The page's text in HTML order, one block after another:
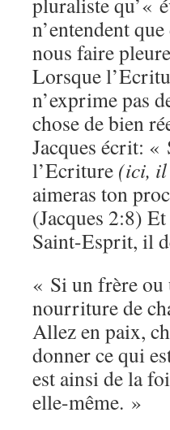
n’entendent
nous faire
Lorsque
n’exprime pas
chose de bien
Jacques écrit: «
l’Ecriture (ici, il
aimeras ton
(Jacques 2:8)
Saint-Esprit, il
« Si un frère ou
nourriture de
Allez en paix,
donner ce qui
est ainsi de la
elle-même. »